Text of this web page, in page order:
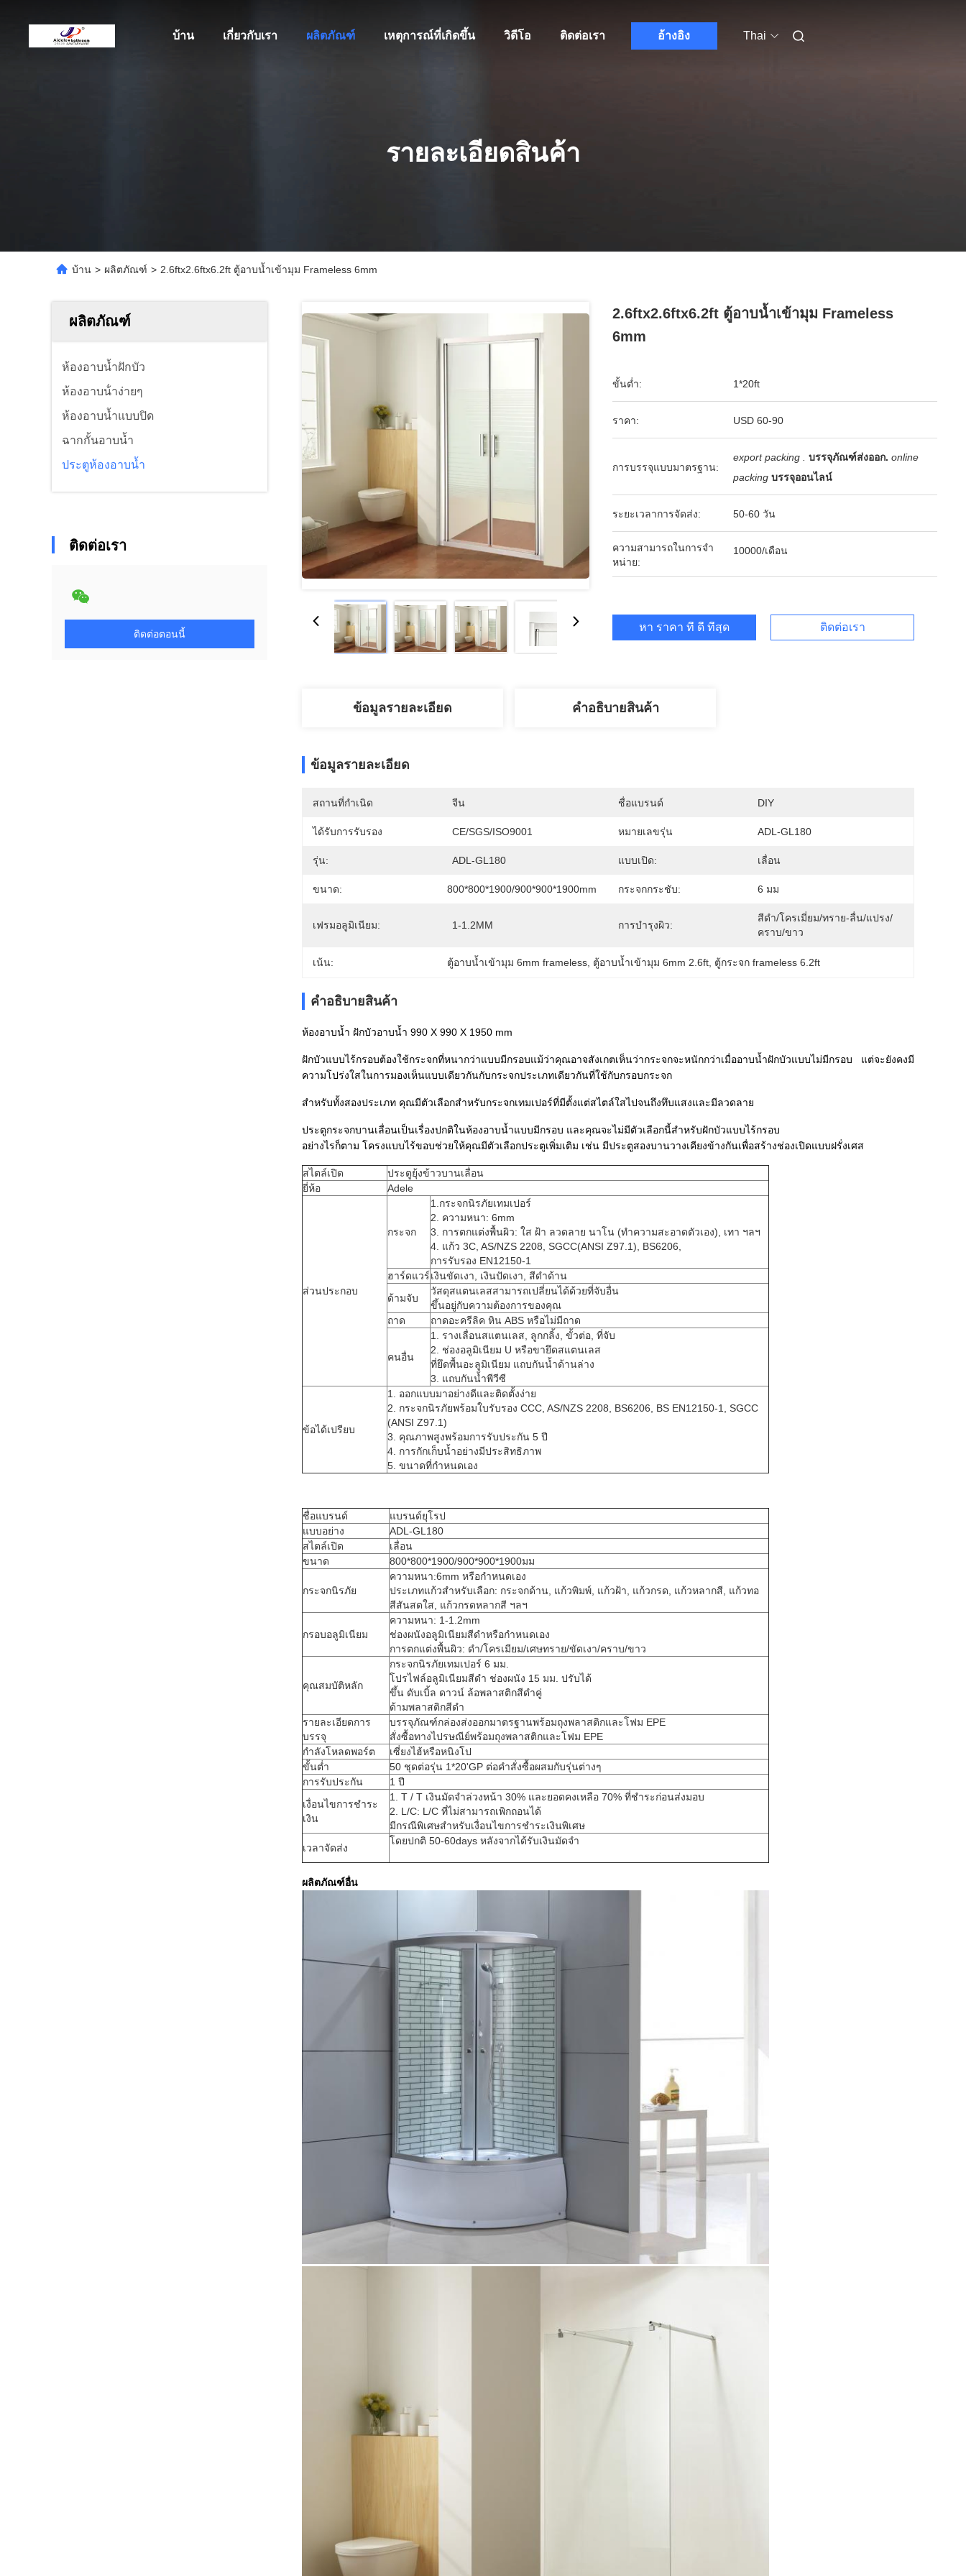
บ้าน เกี่ยวกับเรา ผลิตภัณฑ์ เหตุการณ์ที่เกิดขึ้น วิดีโอ ติดต่อเรา อ้างอิง Thai
รายละเอียดสินค้า
บ้าน > ผลิตภัณฑ์ > 2.6ftx2.6ftx6.2ft ตู้อาบน้ำเข้ามุม Frameless 6mm
ผลิตภัณฑ์
ห้องอาบน้ำฝักบัว
ห้องอาบน้ําง่ายๆ
ห้องอาบน้ำแบบปิด
ฉากกั้นอาบน้ำ
ประตูห้องอาบน้ำ
ติดต่อเรา
ติดต่อตอนนี้
2.6ftx2.6ftx6.2ft ตู้อาบน้ำเข้ามุม Frameless
6mm
ขั้นต่ำ: 1*20ft
ราคา: USD 60-90
การบรรจุแบบมาตรฐาน:
export packing . บรรจุภัณฑ์ส่งออก. online
packing บรรจุออนไลน์
ระยะเวลาการจัดส่ง: 50-60 วัน
ความสามารถในการจํา
หน่าย:
10000/เดือน
หา ราคา ที่ ดี ที่สุด ติดต่อเรา
ข้อมูลรายละเอียด คําอธิบายสินค้า
ข้อมูลรายละเอียด
สถานที่กำเนิด จีน ชื่อแบรนด์ DIY
ได้รับการรับรอง CE/SGS/ISO9001 หมายเลขรุ่น ADL-GL180
รุ่น: ADL-GL180 แบบเปิด: เลื่อน
ขนาด: 800*800*1900/900*900*1900mm กระจกกระชับ: 6 มม
เฟรมอลูมิเนียม: 1-1.2MM การบํารุงผิว:
สีดำ/โครเมี่ยม/ทราย-ลื่น/แปรง/
คราบ/ขาว
เน้น: ตู้อาบน้ำเข้ามุม 6mm frameless ตู้อาบน้ำเข้ามุม 6mm 2.6ft ตู้กระจก frameless 6.2ft
คําอธิบายสินค้า
ห้องอาบน้ำ ฝักบัวอาบน้ำ 990 X 990 X 1950 mm
ฝักบัวแบบไร้กรอบต้องใช้กระจกที่หนากว่าแบบมีกรอบแม้ว่าคุณอาจสังเกตเห็นว่ากระจกจะหนักกว่าเมื่ออาบน้ำฝักบัวแบบไม่มีกรอบ แต่จะยังคงมี
ความโปร่งใสในการมองเห็นแบบเดียวกันกับกระจกประเภทเดียวกันที่ใช้กับกรอบกระจก
สำหรับทั้งสองประเภท คุณมีตัวเลือกสำหรับกระจกเทมเปอร์ที่มีตั้งแต่สไตล์ใสไปจนถึงทึบแสงและมีลวดลาย
ประตูกระจกบานเลื่อนเป็นเรื่องปกติในห้องอาบน้ำแบบมีกรอบ และคุณจะไม่มีตัวเลือกนี้สำหรับฝักบัวแบบไร้กรอบ
อย่างไรก็ตาม โครงแบบไร้ขอบช่วยให้คุณมีตัวเลือกประตูเพิ่มเติม เช่น มีประตูสองบานวางเคียงข้างกันเพื่อสร้างช่องเปิดแบบฝรั่งเศส
สไตล์เปิด
ประตูยุ้งข้าวบานเลื่อน
ยี่ห้อ
Adele
ส่วนประกอบ
กระจก
1.กระจกนิรภัยเทมเปอร์
2. ความหนา: 6mm
3. การตกแต่งพื้นผิว: ใส ฝ้า ลวดลาย นาโน (ทำความสะอาดตัวเอง), เทา ฯลฯ
4. แก้ว 3C, AS/NZS 2208, SGCC(ANSI Z97.1), BS6206,
การรับรอง EN12150-1
ฮาร์ดแวร์เงินขัดเงา, เงินปัดเงา, สีดำด้าน
ด้ามจับ
วัสดุสแตนเลสสามารถเปลี่ยนได้ด้วยที่จับอื่น
ขึ้นอยู่กับความต้องการของคุณ
ถาด
ถาดอะครีลิค หิน ABS หรือไม่มีถาด
คนอื่น
1. รางเลื่อนสแตนเลส, ลูกกลิ้ง, ขั้วต่อ, ที่จับ
2. ช่องอลูมิเนียม U หรือขายึดสแตนเลส
ที่ยึดพื้นอะลูมิเนียม แถบกันน้ำด้านล่าง
3. แถบกันน้ำพีวีซี
ข้อได้เปรียบ
1. ออกแบบมาอย่างดีและติดตั้งง่าย
2. กระจกนิรภัยพร้อมใบรับรอง CCC, AS/NZS 2208, BS6206, BS EN12150-1, SGCC
(ANSI Z97.1)
3. คุณภาพสูงพร้อมการรับประกัน 5 ปี
4. การกักเก็บน้ำอย่างมีประสิทธิภาพ
5. ขนาดที่กำหนดเอง
ชื่อแบรนด์
แบรนด์ยุโรป
แบบอย่าง
ADL-GL180
สไตล์เปิด
เลื่อน
ขนาด
800*800*1900/900*900*1900มม
กระจกนิรภัย
ความหนา:6mm หรือกำหนดเอง
ประเภทแก้วสำหรับเลือก: กระจกด้าน, แก้วพิมพ์, แก้วฝ้า, แก้วกรด, แก้วหลากสี, แก้วทอ
สีสันสดใส, แก้วกรดหลากสี ฯลฯ
กรอบอลูมิเนียม
ความหนา: 1-1.2mm
ช่องผนังอลูมิเนียมสีดำหรือกำหนดเอง
การตกแต่งพื้นผิว: ดำ/โครเมียม/เศษทราย/ขัดเงา/คราบ/ขาว
คุณสมบัติหลัก
กระจกนิรภัยเทมเปอร์ 6 มม.
โปรไฟล์อลูมิเนียมสีดำ ช่องผนัง 15 มม. ปรับได้
ขึ้น ดับเบิ้ล ดาวน์ ล้อพลาสติกสีดำคู่
ด้ามพลาสติกสีดำ
รายละเอียดการ
บรรจุ
บรรจุภัณฑ์กล่องส่งออกมาตรฐานพร้อมถุงพลาสติกและโฟม EPE
สั่งซื้อทางไปรษณีย์พร้อมถุงพลาสติกและโฟม EPE
กำลังโหลดพอร์ต
เซี่ยงไฮ้หรือหนิงโป
ขั้นต่ำ
50 ชุดต่อรุ่น 1*20'GP ต่อคำสั่งซื้อผสมกับรุ่นต่างๆ
การรับประกัน
1 ปี
เงื่อนไขการชำระ
เงิน
1. T / T เงินมัดจำล่วงหน้า 30% และยอดคงเหลือ 70% ที่ชำระก่อนส่งมอบ
2. L/C: L/C ที่ไม่สามารถเพิกถอนได้
มีกรณีพิเศษสำหรับเงื่อนไขการชำระเงินพิเศษ
เวลาจัดส่ง
โดยปกติ 50-60days หลังจากได้รับเงินมัดจำ
ผลิตภัณฑ์อื่น